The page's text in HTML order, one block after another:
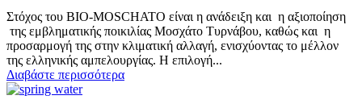
Στόχος του BIO-MOSCHATO είναι η ανάδειξη και η αξιοποίηση
της εμβληματικής ποικιλίας Μοσχάτο Τυρνάβου, καθώς και η
προσαρμογή της στην κλιματική αλλαγή, ενισχύοντας το μέλλον
της ελληνικής αμπελουργίας. Η επιλογή...
Διαβάστε περισσότερα